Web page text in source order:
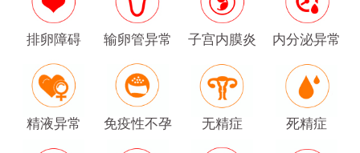
排卵障碍 输卵管异常 子宫内膜炎 内分泌异常
精液异常 免疫性不孕 无精症 死精症